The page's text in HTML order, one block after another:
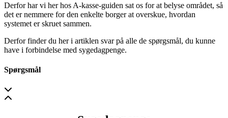
Derfor har vi her hos A-kasse-guiden sat os for at belyse området, så
det er nemmere for den enkelte borger at overskue, hvordan
systemet er skruet sammen.
Derfor finder du her i artiklen svar på alle de spørgsmål, du kunne
have i forbindelse med sygedagpenge.
Spørgsmål